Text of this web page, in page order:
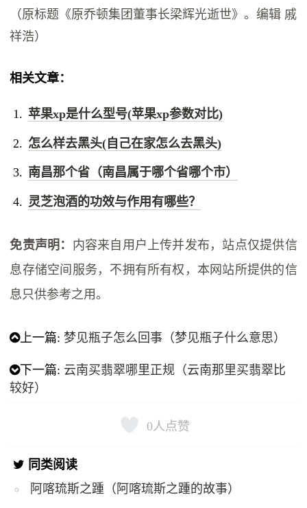
（原标题《原乔顿集团董事长梁辉光逝世》。编辑 戚
祥浩）
相关文章：
苹果xp是什么型号(苹果xp参数对比)
怎么样去黑头(自己在家怎么去黑头)
南昌那个省（南昌属于哪个省哪个市）
灵芝泡酒的功效与作用有哪些？
免责声明： 内容来自用户上传并发布，站点仅提供信
息存储空间服务，不拥有所有权，本网站所提供的信
息只供参考之用。
上一篇: 梦见瓶子怎么回事（梦见瓶子什么意思）
下一篇: 云南买翡翠哪里正规（云南那里买翡翠比
较好）
0人点赞
同类阅读
阿喀琉斯之踵（阿喀琉斯之踵的故事）